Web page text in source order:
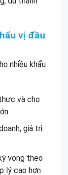
vị đầu
nhiều khẩu
và cho
giá trị
vọng theo
lý cao hơn